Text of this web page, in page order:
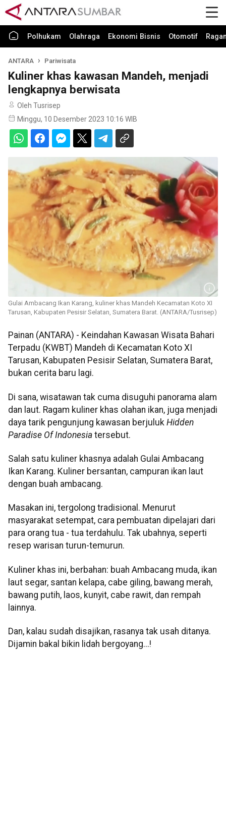
Polhukam Olahraga Ekonomi Bisnis Otomotif
ANTARA Pariwisata
Kuliner khas kawasan Mandeh, menjadi
lengkapnya berwisata
Oleh Tusrisep
Minggu, 10 Desember 2023 10:16 WIB
Gulai Ambacang Ikan Karang, kuliner khas Mandeh Kecamatan Koto XI
Tarusan, Kabupaten Pesisir Selatan, Sumatera Barat. (ANTARA/Tusrisep)
Painan (ANTARA) - Keindahan Kawasan Wisata Bahari
Terpadu (KWBT) Mandeh di Kecamatan Koto XI
Tarusan, Kabupaten Pesisir Selatan, Sumatera Barat,
bukan cerita baru lagi.
Di sana, wisatawan tak cuma disuguhi panorama alam
dan laut. Ragam kuliner khas olahan ikan, juga menjadi
daya tarik pengunjung kawasan berjuluk Hidden
Paradise Of Indonesia tersebut.
Salah satu kuliner khasnya adalah Gulai Ambacang
Ikan Karang. Kuliner bersantan, campuran ikan laut
dengan buah ambacang.
Masakan ini, tergolong tradisional. Menurut
masyarakat setempat, cara pembuatan dipelajari dari
para orang tua - tua terdahulu. Tak ubahnya, seperti
resep warisan turun-temurun.
Kuliner khas ini, berbahan: buah Ambacang muda, ikan
laut segar, santan kelapa, cabe giling, bawang merah,
bawang putih, laos, kunyit, cabe rawit, dan rempah
lainnya.
Dan, kalau sudah disajikan, rasanya tak usah ditanya.
Dijamin bakal bikin lidah bergoyang...!